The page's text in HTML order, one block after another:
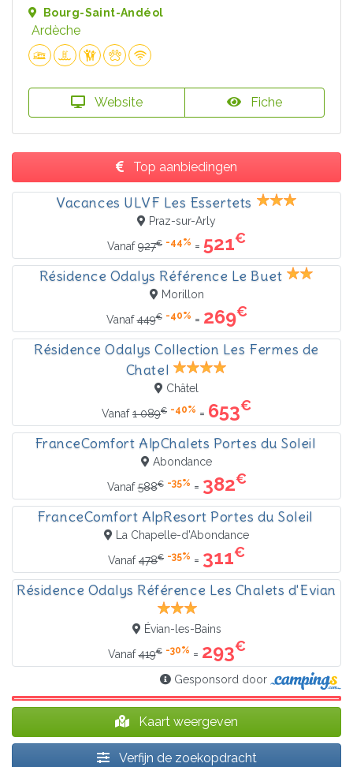
Bourg-Saint-Andéol
Ardèche
Website Fiche
Top aanbiedingen
Vacances ULVF Les Essertets
Praz-sur-Arly
Vanaf927€ -44% = 521€
Résidence Odalys Référence Le Buet
Morillon
Vanaf449€ -40% = 269€
Résidence Odalys Collection Les Fermes de
Chatel
Châtel
Vanaf1 089€ -40% = 653€
FranceComfort AlpChalets Portes du Soleil
Abondance
Vanaf588€ -35% = 382€
FranceComfort AlpResort Portes du Soleil
La Chapelle-d'Abondance
Vanaf478€ -35% = 311€
Résidence Odalys Référence Les Chalets d'Evian
Évian-les-Bains
Vanaf419€ -30% = 293€
Gesponsord door
Kaart weergeven
Verfijn de zoekopdracht